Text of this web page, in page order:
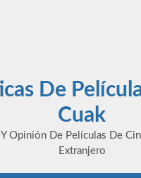
De
Cuak
Opinión De Películas De
Extranjero